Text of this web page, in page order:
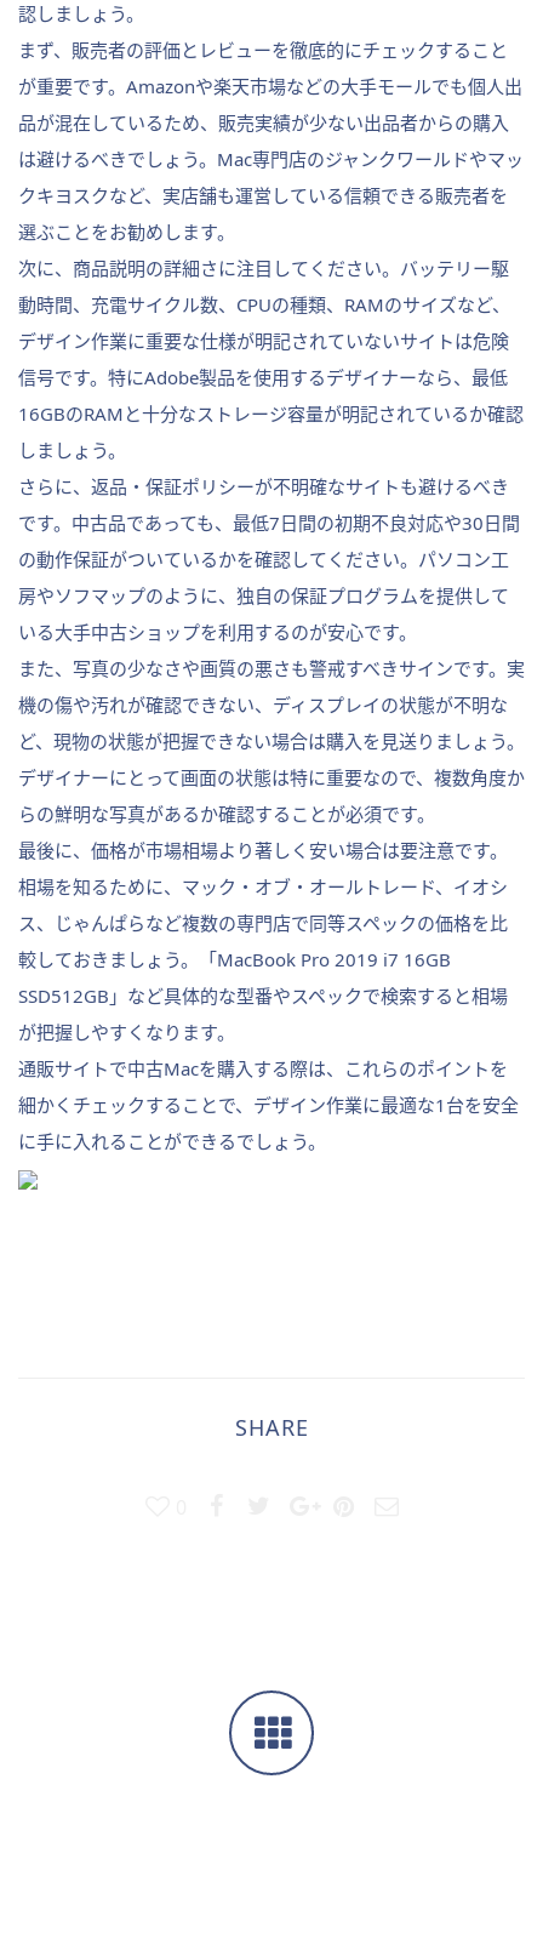
認しましょう。
まず、販売者の評価とレビューを徹底的にチェックすること
が重要です。Amazonや楽天市場などの大手モールでも個人出
品が混在しているため、販売実績が少ない出品者からの購入
は避けるべきでしょう。Mac専門店のジャンクワールドやマッ
クキヨスクなど、実店舗も運営している信頼できる販売者を
選ぶことをお勧めします。
次に、商品説明の詳細さに注目してください。バッテリー駆
動時間、充電サイクル数、CPUの種類、RAMのサイズなど、
デザイン作業に重要な仕様が明記されていないサイトは危険
信号です。特にAdobe製品を使用するデザイナーなら、最低
16GBのRAMと十分なストレージ容量が明記されているか確認
しましょう。
さらに、返品・保証ポリシーが不明確なサイトも避けるべき
です。中古品であっても、最低7日間の初期不良対応や30日間
の動作保証がついているかを確認してください。パソコン工
房やソフマップのように、独自の保証プログラムを提供して
いる大手中古ショップを利用するのが安心です。
また、写真の少なさや画質の悪さも警戒すべきサインです。実
機の傷や汚れが確認できない、ディスプレイの状態が不明な
ど、現物の状態が把握できない場合は購入を見送りましょう。
デザイナーにとって画面の状態は特に重要なので、複数角度か
らの鮮明な写真があるか確認することが必須です。
最後に、価格が市場相場より著しく安い場合は要注意です。
相場を知るために、マック・オブ・オールトレード、イオシ
ス、じゃんぱらなど複数の専門店で同等スペックの価格を比
較しておきましょう。「MacBook Pro 2019 i7 16GB
SSD512GB」など具体的な型番やスペックで検索すると相場
が把握しやすくなります。
通販サイトで中古Macを購入する際は、これらのポイントを
細かくチェックすることで、デザイン作業に最適な1台を安全
に手に入れることができるでしょう。
SHARE